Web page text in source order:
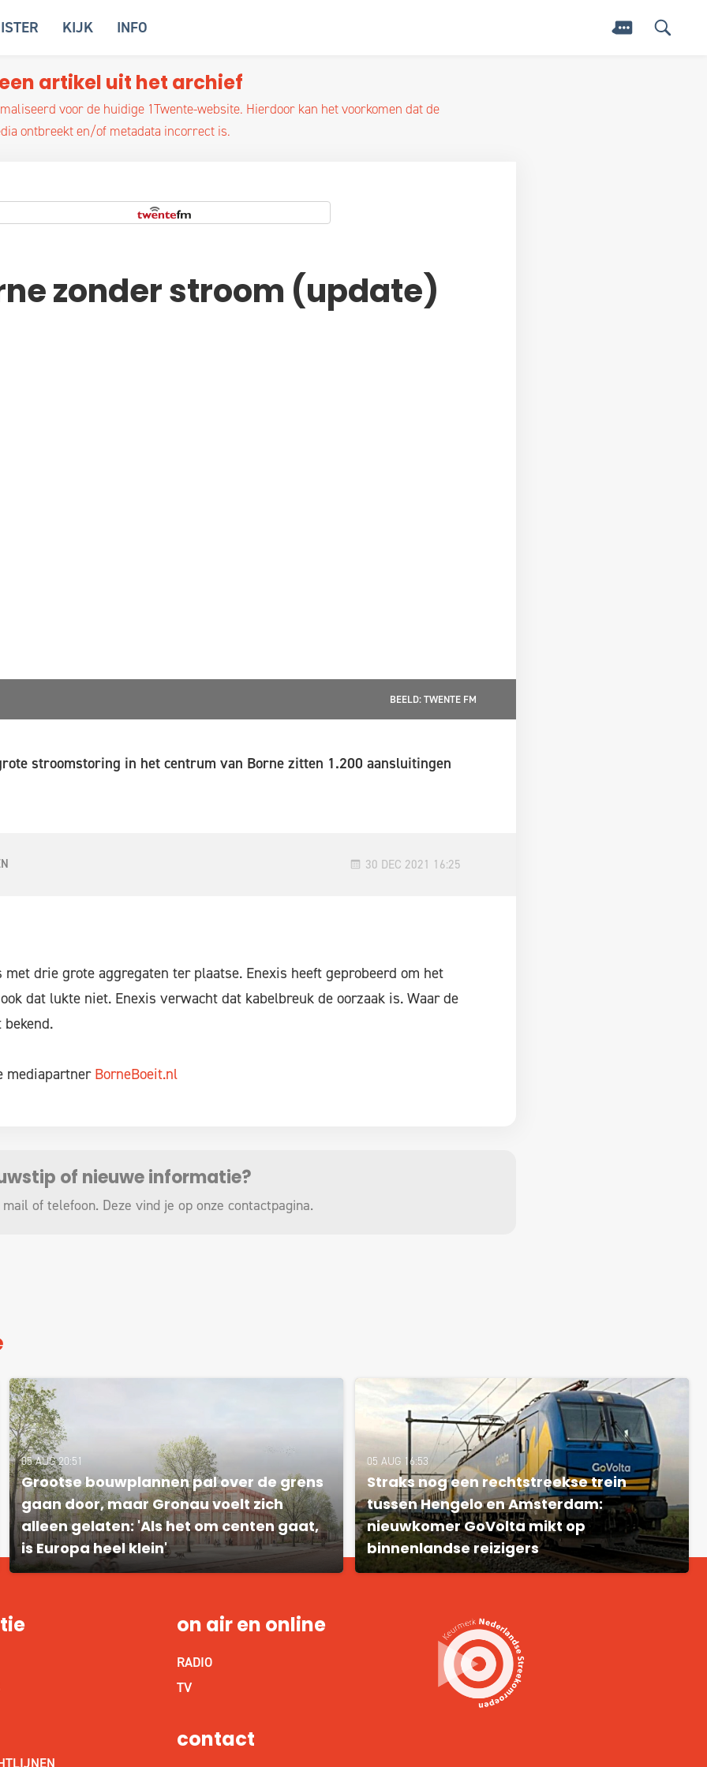
KIJK INFO
artikel uit het archief
voor de huidige 1Twente-website. Hierdoor kan het voorkomen dat de
ontbreekt en/of metadata incorrect is.
zonder stroom (update)
BEELD: TWENTE FM
stroomstoring in het centrum van Borne zitten 1.200 aansluitingen
30 DEC 2021 16:25
drie grote aggregaten ter plaatse. Enexis heeft geprobeerd om het
dat lukte niet. Enexis verwacht dat kabelbreuk de oorzaak is. Waar de
mediapartner BorneBoeit.nl
of nieuwe informatie?
of telefoon. Deze vind je op onze contactpagina.
05 AUG 20:51
Grootse bouwplannen pal over de grens
gaan door, maar Gronau voelt zich
alleen gelaten: 'Als het om centen gaat,
is Europa heel klein'
05 AUG 16:53
Straks nog een rechtstreekse trein
tussen Hengelo en Amsterdam:
nieuwkomer GoVolta mikt op
binnenlandse reizigers
on air en online
RADIO
TV
contact